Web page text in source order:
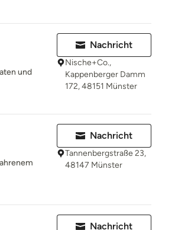
und
Nachricht
Nische+Co.,
Kappenberger Damm
172, 48151 Münster
Nachricht
Tannenbergstraße 23,
48147 Münster
Nachricht